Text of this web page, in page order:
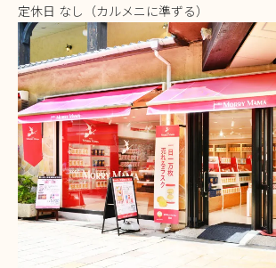
定休日 なし（カルメニに準ずる）